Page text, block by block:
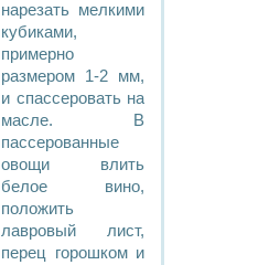
нарезать мелкими
кубиками,
примерно
размером 1-2 мм,
и спассеровать на
масле. В
пассерованные
овощи влить
белое вино,
положить
лавровый лист,
перец горошком и